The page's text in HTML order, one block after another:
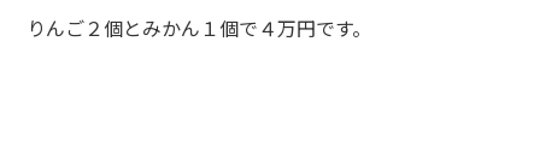
りんご２個とみかん１個で４万円です。